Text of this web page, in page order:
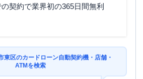
契約で業界初の365日間無利
東区のカードローン自動契約機・店舗・
ATMを検索